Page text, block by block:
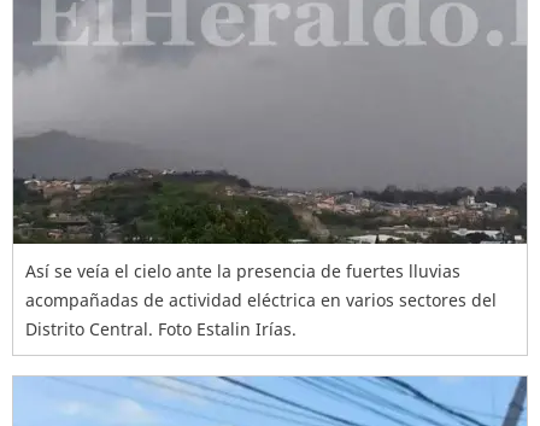
Así se veía el cielo ante la presencia de fuertes lluvias
acompañadas de actividad eléctrica en varios sectores del
Distrito Central. Foto Estalin Irías.